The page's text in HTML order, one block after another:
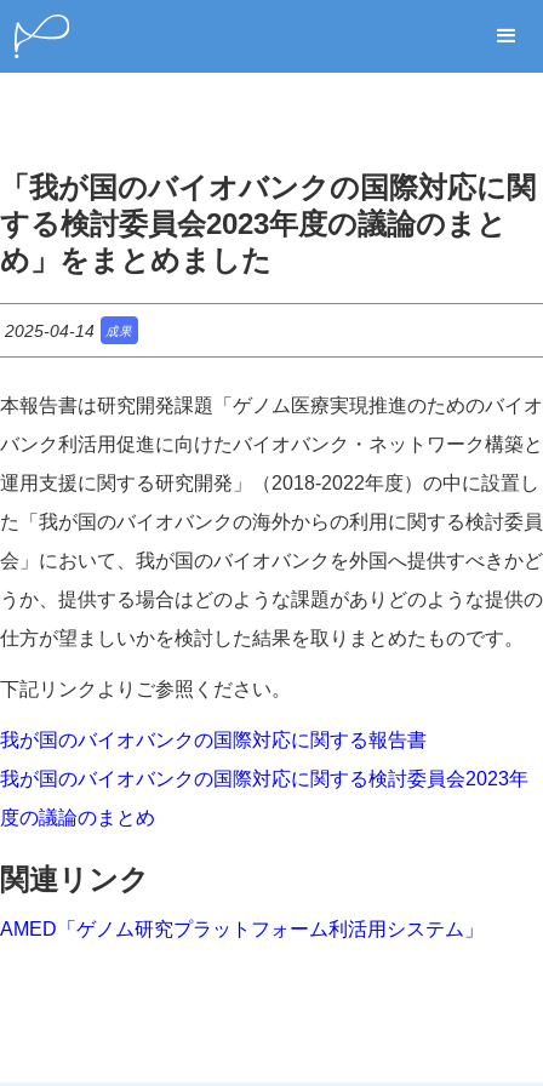
「我が国のバイオバンクの国際対応に関
する検討委員会2023年度の議論のまと
め」をまとめました
2025-04-14 成果
本報告書は研究開発課題「ゲノム医療実現推進のためのバイオ
バンク利活用促進に向けたバイオバンク・ネットワーク構築と
運用支援に関する研究開発」（2018-2022年度）の中に設置し
た「我が国のバイオバンクの海外からの利用に関する検討委員
会」において、我が国のバイオバンクを外国へ提供すべきかど
うか、提供する場合はどのような課題がありどのような提供の
仕方が望ましいかを検討した結果を取りまとめたものです。
下記リンクよりご参照ください。
我が国のバイオバンクの国際対応に関する報告書
我が国のバイオバンクの国際対応に関する検討委員会2023年
度の議論のまとめ
関連リンク
AMED「ゲノム研究プラットフォーム利活用システム」